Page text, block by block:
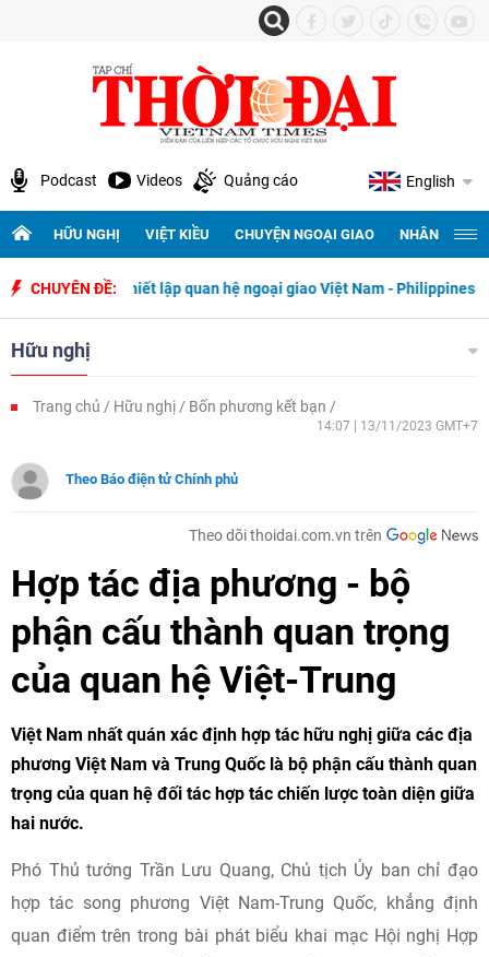
Podcast Videos Quảng cáo English
HỮU NGHỊ VIỆT KIỀU CHUYỆN NGOẠI GIAO NHÂN
CHUYÊN ĐỀ:
thiết lập quan hệ ngoại giao Việt Nam - Philippines 500
Hữu nghị
Trang chủ Hữu nghị Bốn phương kết bạn
14:07 | 13/11/2023 GMT+7
Theo Báo điện tử Chính phủ
Theo dõi thoidai.com.vn trên
Hợp tác địa phương - bộ
phận cấu thành quan trọng
của quan hệ Việt-Trung
Việt Nam nhất quán xác định hợp tác hữu nghị giữa các địa
phương Việt Nam và Trung Quốc là bộ phận cấu thành quan
trọng của quan hệ đối tác hợp tác chiến lược toàn diện giữa
hai nước.
Phó Thủ tướng Trần Lưu Quang, Chủ tịch Ủy ban chỉ đạo
hợp tác song phương Việt Nam-Trung Quốc, khẳng định
quan điểm trên trong bài phát biểu khai mạc Hội nghị Hợp